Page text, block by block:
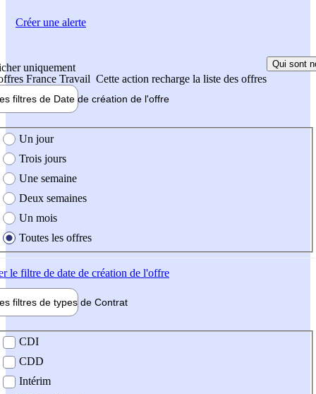
uniquement
France Travail Cette action recharge la liste des offres
Qui sont
filtres de Date de création de l'offre
création de l'offre
Un jour
Trois jours
Une semaine
Deux semaines
Un mois
Toutes les offres
le filtre de date de création de l'offre
filtres de types de Contrat
contrat
CDI
CDD
Intérim
Créer une alerte